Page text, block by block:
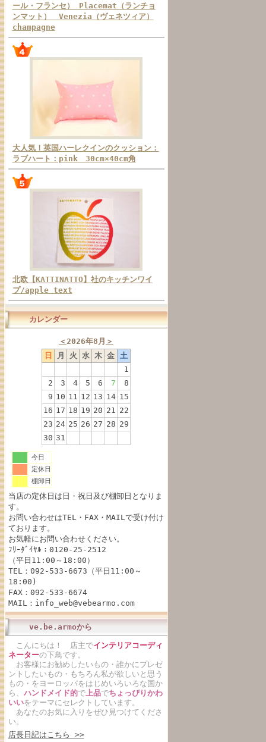
ール・フランセ） Placemat（ランチョ
ンマット） Venezia（ヴェネツィア）
champagne
大人気！英国ハーレクインのクッション：
ラブハート：pink 30cm×40cm角
北欧【KATTINATTO】社のキッチンワイ
プ/apple text
カレンダー
＜ 2026年8月 ＞
日
月 火 水 木 金
土
1
2
3 4 5 6 7
8
9 10 11 12 13 14 15
16 17 18 19 20 21
22
23 24 25 26 27 28 29
30 31
今日
定休日
棚卸日
当店の定休日は日・祝日及び棚卸日となりま
す。
お問い合わせはTEL・FAX・MAILで受け付け
ております。
お気軽にお問い合わせください。
ﾌﾘｰﾀﾞｲﾔﾙ：0120-25-2512
（平日11:00～18:00）
TEL：092-533-6673（平日11:00～
18:00)
FAX：092-533-6674
MAIL：info_web@vebearmo.com
ve.be.armoから
こんにちは！ 店主でインテリアコーディ
ネーターの下鳥です。
お客様にお勧めしたいもの・誰かにプレゼ
ントしたいもの・もちろん私が欲しいと思う
もの・をヨーロッパをはじめいろいろな国か
ら、 ハンドメイド的で上品でちょっぴりかわ
いいをテーマにセレクトしています。
あなたのお気に入りをぜひ見つけてくださ
い。
店長日記はこちら >>